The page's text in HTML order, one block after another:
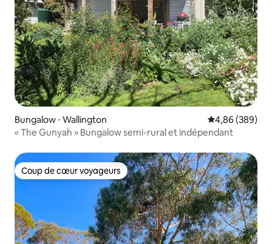
Bungalow ⋅ Wallington Évaluation
4,86 (389)
« The Gunyah » Bungalow semi-rural et indépendant
Coup de cœur voyageurs
Coup de cœur voyageurs